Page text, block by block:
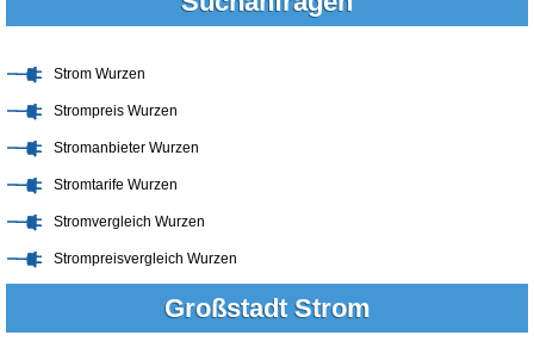
Strom Wurzen
Strompreis Wurzen
Stromanbieter Wurzen
Stromtarife Wurzen
Stromvergleich Wurzen
Strompreisvergleich Wurzen
Großstadt Strom